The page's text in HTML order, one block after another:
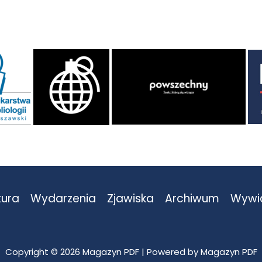
Wydarzenia Zjawiska Archiwum
Copyright © 2026 Magazyn PDF | Powered by Magazyn PDF